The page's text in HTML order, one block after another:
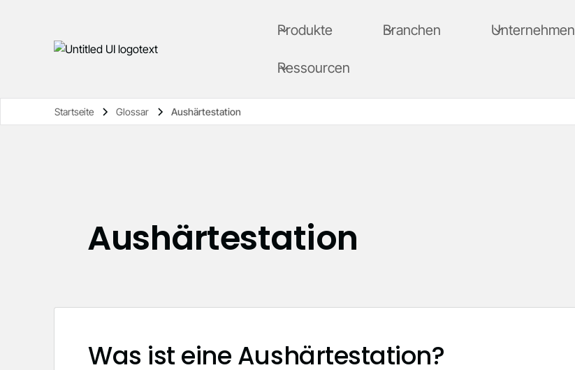
Produkte Branchen Unternehmen
Ressourcen
Startseite Glossar Aushärtestation
Aushärtestation
Was ist eine Aushärtestation?